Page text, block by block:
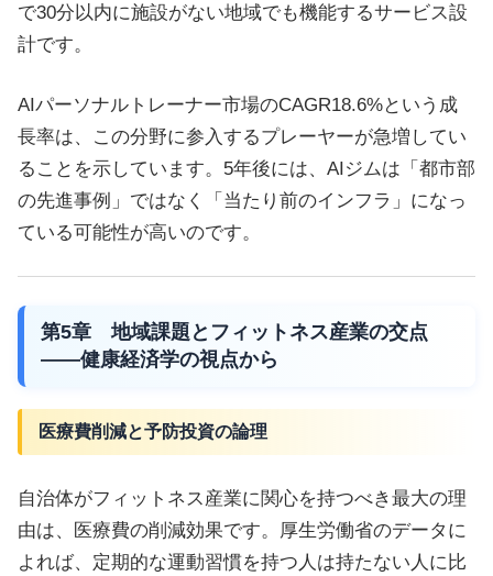
で30分以内に施設がない地域でも機能するサービス設
計です。
AIパーソナルトレーナー市場のCAGR18.6%という成
長率は、この分野に参入するプレーヤーが急増してい
ることを示しています。5年後には、AIジムは「都市部
の先進事例」ではなく「当たり前のインフラ」になっ
ている可能性が高いのです。
第5章 地域課題とフィットネス産業の交点
——健康経済学の視点から
医療費削減と予防投資の論理
自治体がフィットネス産業に関心を持つべき最大の理
由は、医療費の削減効果です。厚生労働省のデータに
よれば、定期的な運動習慣を持つ人は持たない人に比